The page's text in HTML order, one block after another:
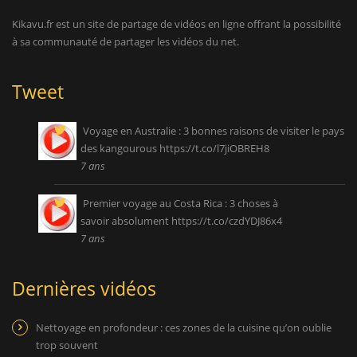
Kikavu.fr est un site de partage de vidéos en ligne offrant la possibilité
à sa communauté de partager les vidéos du net.
Tweet
Voyage en Australie : 3 bonnes raisons de visiter le pays
des kangourous https://t.co/l7jiOBREH8
7 ans
Premier voyage au Costa Rica : 3 choses à
savoir absolument https://t.co/czdYDJ86x4
7 ans
Dernières vidéos
Nettoyage en profondeur : ces zones de la cuisine qu’on oublie
trop souvent